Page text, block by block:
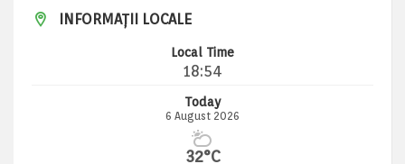
INFORMAȚII LOCALE
Local Time
18:54
Today
6 August 2026
32°C